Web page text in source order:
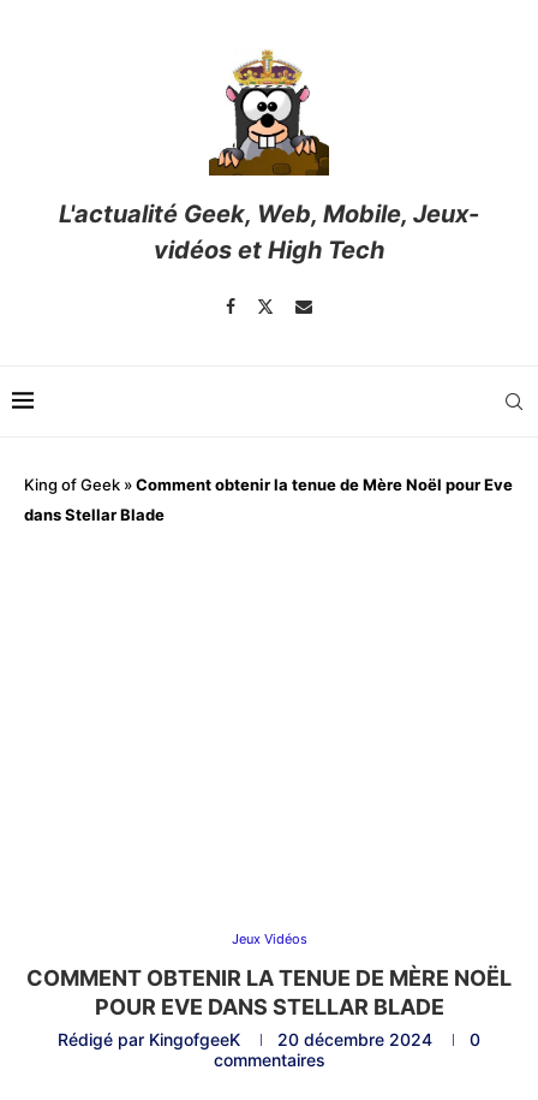
L'actualité Geek, Web, Mobile, Jeux-
vidéos et High Tech
King of Geek »Comment obtenir la tenue de Mère Noël pour Eve
dans Stellar Blade
Jeux Vidéos
COMMENT OBTENIR LA TENUE DE MÈRE NOËL
POUR EVE DANS STELLAR BLADE
Rédigé par KingofgeeK 20 décembre 2024
0
commentaires